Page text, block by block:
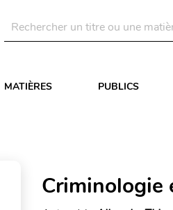
MATIÈRES PUBLICS
Criminologie